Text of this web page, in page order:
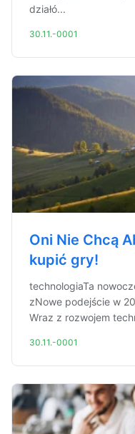
działó...
30.11.-0001
Oni Nie Chcą
kupić gry!
technologiaTa
zNowe podejście w
Wraz z rozwojem
30.11.-0001